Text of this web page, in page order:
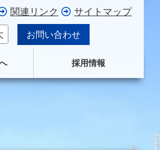
関連リンク
サイトマップ
お問い合わせ
採用情報